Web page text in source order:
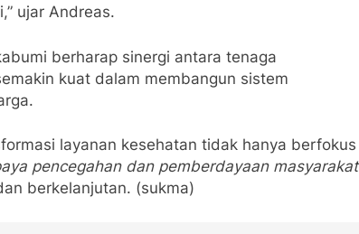
ujar Andreas.
berharap sinergi antara tenaga
kuat dalam membangun sistem
layanan kesehatan tidak hanya berfokus
pencegahan dan pemberdayaan masyarakat
berkelanjutan. (sukma)